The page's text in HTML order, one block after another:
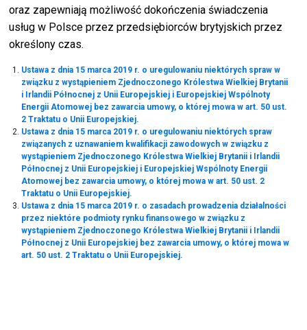
oraz zapewniają możliwość dokończenia świadczenia
usług w Polsce przez przedsiębiorców brytyjskich przez
określony czas.
Ustawa z dnia 15 marca 2019 r. o uregulowaniu niektórych spraw w
związku z wystąpieniem Zjednoczonego Królestwa Wielkiej Brytanii
i Irlandii Północnej z Unii Europejskiej i Europejskiej Wspólnoty
Energii Atomowej bez zawarcia umowy, o której mowa w art. 50 ust.
2 Traktatu o Unii Europejskiej.
Ustawa z dnia 15 marca 2019 r. o uregulowaniu niektórych spraw
związanych z uznawaniem kwalifikacji zawodowych w związku z
wystąpieniem Zjednoczonego Królestwa Wielkiej Brytanii i Irlandii
Północnej z Unii Europejskiej i Europejskiej Wspólnoty Energii
Atomowej bez zawarcia umowy, o której mowa w art. 50 ust. 2
Traktatu o Unii Europejskiej.
Ustawa z dnia 15 marca 2019 r. o zasadach prowadzenia działalności
przez niektóre podmioty rynku finansowego w związku z
wystąpieniem Zjednoczonego Królestwa Wielkiej Brytanii i Irlandii
Północnej z Unii Europejskiej bez zawarcia umowy, o której mowa w
art. 50 ust. 2 Traktatu o Unii Europejskiej.